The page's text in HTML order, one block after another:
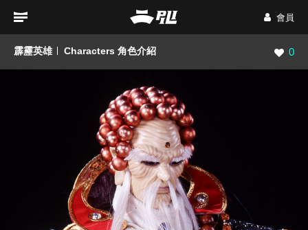
會員
霹靂英雄 Characters 角色介紹 瀏覽
0